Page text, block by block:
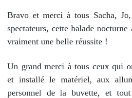
Bravo et merci à tous Sacha,
spectateurs, cette balade
vraiment une belle réussite !
Un grand merci à tous ceux qui
et installé le matériel, aux
personnel de la buvette, et